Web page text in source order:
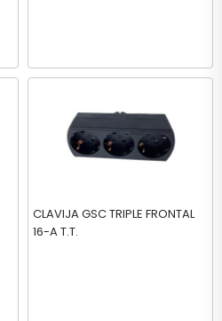
CLAVIJA GSC TRIPLE FRONTAL
16-A T.T.